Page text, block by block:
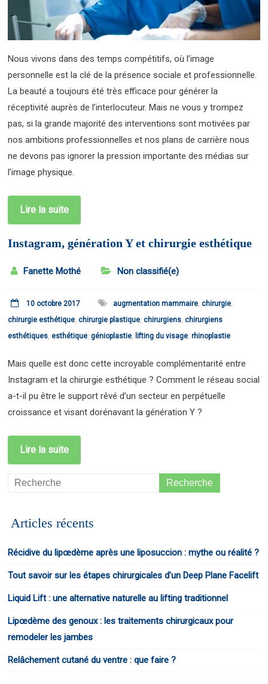
Nous vivons dans des temps compétitifs, où l’image
personnelle est la clé de la présence sociale et professionnelle.
La beauté a toujours été très efficace pour générer la
réceptivité auprès de l’interlocuteur. Mais ne vous y trompez
pas, si la grande majorité des interventions sont motivées par
nos ambitions professionnelles et nos plans de carrière nous
ne devons pas ignorer la pression importante des médias sur
l’image physique.
Lire la suite
Instagram, génération Y et chirurgie esthétique
Fanette Mothé Non classifié(e)
10 octobre 2017 augmentation mammaire,chirurgie,
chirurgie esthétique,chirurgie plastique,chirurgiens,chirurgiens
esthétiques,esthétique,génioplastie, lifting du visage,rhinoplastie
Mais quelle est donc cette incroyable complémentarité entre
Instagram et la chirurgie esthétique ? Comment le réseau social
a-t-il pu être le support rêvé d’un secteur en perpétuelle
croissance et visant dorénavant la génération Y ?
Lire la suite
Articles récents
Récidive du lipœdème après une liposuccion : mythe ou réalité ?
Tout savoir sur les étapes chirurgicales d’un Deep Plane Facelift
Liquid Lift : une alternative naturelle au lifting traditionnel
Lipœdème des genoux : les traitements chirurgicaux pour
remodeler les jambes
Relâchement cutané du ventre : que faire ?